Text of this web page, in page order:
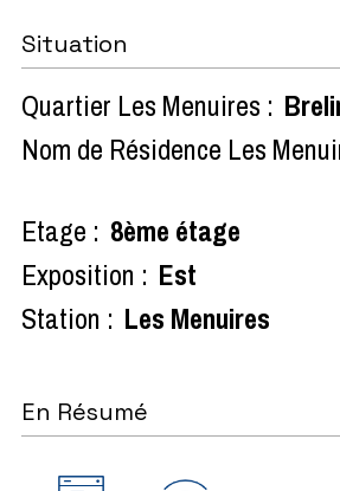
Situation
Quartier Les Menuires :
Nom de Résidence Les
Etage : 8ème étage
Exposition : Est
Station : Les Menuires
En Résumé